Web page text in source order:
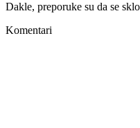
Dakle, preporuke su da se
Komentari